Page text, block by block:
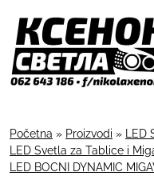
Početna » Proizvodi »
LED Svetla za Tablice i
LED BOCNI DYNAMIC